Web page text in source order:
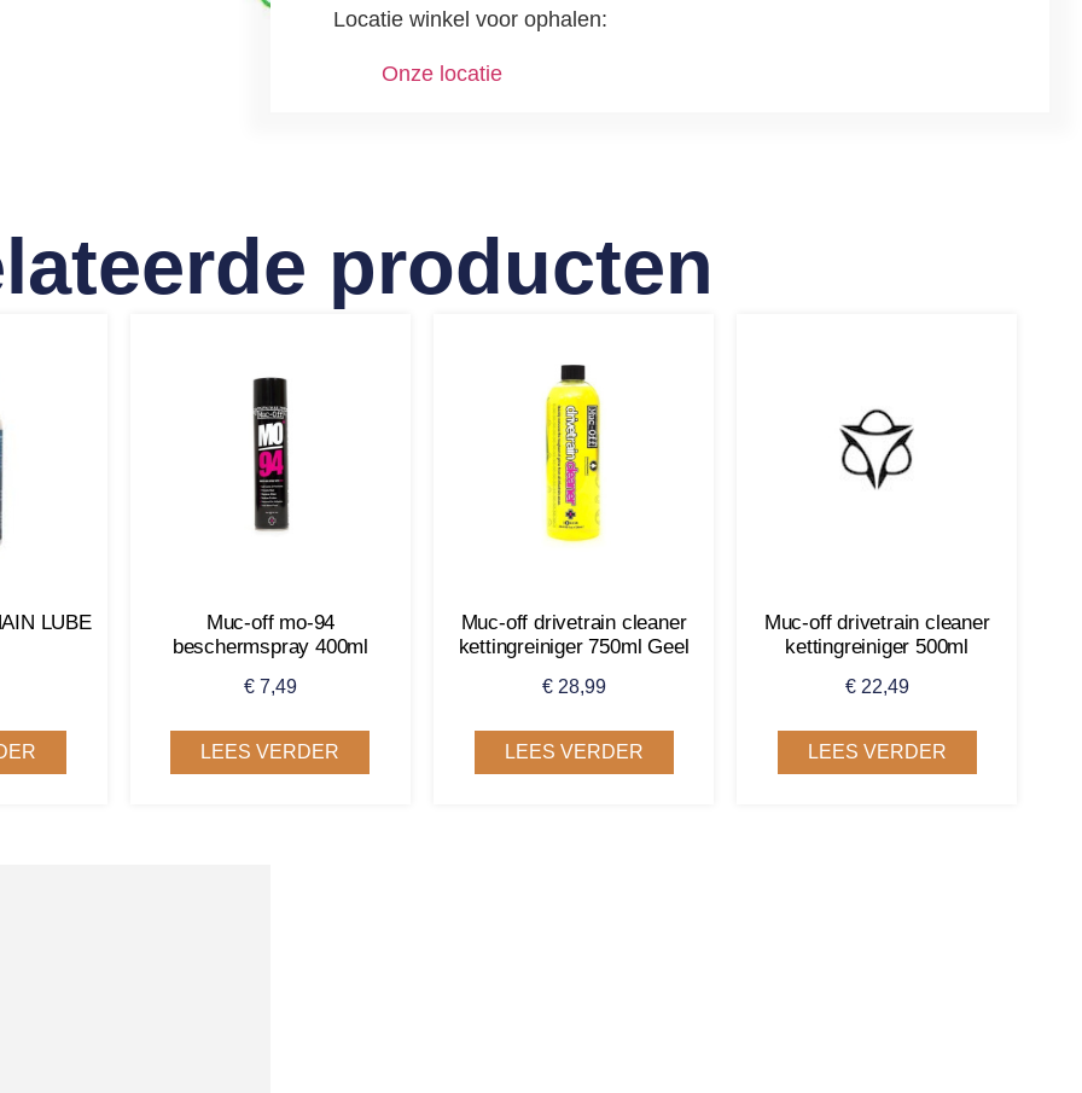
Locatie winkel voor ophalen:
Onze locatie
producten
LUBE
Muc-off mo-94
beschermspray 400ml
€7,49
LEES VERDER
Muc-off drivetrain cleaner
kettingreiniger 750ml Geel
€28,99
LEES VERDER
Muc-off drivetrain cleaner
kettingreiniger 500ml
€22,49
LEES VERDER